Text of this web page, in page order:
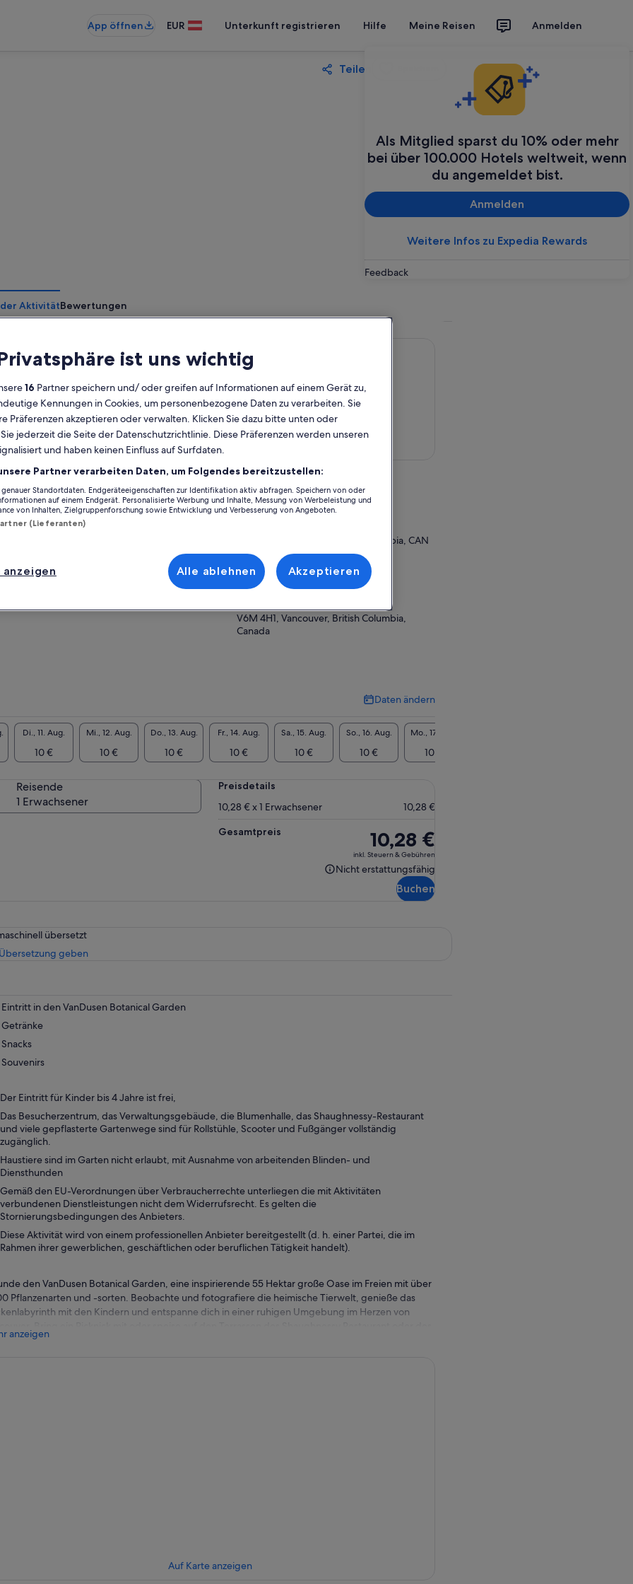
App öffnen EUR Unterkunft registrieren Hilfe Meine Reisen Anmelden
Als Mitglied sparst du 10% oder mehr
bei über 100.000 Hotels weltweit, wenn
du angemeldet bist.
Anmelden
Weitere Infos zu Expedia Rewards
Feedback
Teilen
AktivitätBewertungen
Stornierung
möglich
Voucher
Sofortige
Bestätigung
Finde deinen Weg durch das
elisabethanische Heckenlabyrinth
Erkunde 55 Hektar Gartenpfade im Freien
Bring ein Picknick mit oder speise auf den
Ort der Aktivität
VanDusen Botanical Garden
V6M 4H1, Vancouver, British Columbia, CAN
Treffpunkt/Ort der Einlösung
VanDusen Botanical Garden
V6M 4H1, Vancouver, British Columbia,
Canada
Daten ändern
Daten
Di., 11. Aug.
10 €
Mi., 12. Aug.
10 €
Do., 13. Aug.
10 €
Fr., 14. Aug.
10 €
Sa., 15. Aug.
10 €
So., 16. Aug.
10 €
Mo., 17. Aug.
10 €
Reisende
1 Erwachsener
Preisdetails
10,28 € x 1 Erwachsener
10,28 €
Gesamtpreis
Der
Preis
beträgt
10,28 €
10,28 €
inkl. Steuern & Gebühren
Nicht erstattungsfähig
Nicht
erstattungsfähigBuchen
übersetzt
gebenWird
Tab
Eintritt in den VanDusen Botanical Garden
Getränke
Snacks
Souvenirs
Der Eintritt für Kinder bis 4 Jahre ist frei,
Das Besucherzentrum, das Verwaltungsgebäude, die Blumenhalle, das Shaughnessy-Restaurant
und viele gepflasterte Gartenwege sind für Rollstühle, Scooter und Fußgänger vollständig
zugänglich.
Haustiere sind im Garten nicht erlaubt, mit Ausnahme von arbeitenden Blinden- und
Diensthunden
Gemäß den EU-Verordnungen über Verbraucherrechte unterliegen die mit Aktivitäten
verbundenen Dienstleistungen nicht dem Widerrufsrecht. Es gelten die
Stornierungsbedingungen des Anbieters.
Diese Aktivität wird von einem professionellen Anbieter bereitgestellt (d. h. einer Partei, die im
Rahmen ihrer gewerblichen, geschäftlichen oder beruflichen Tätigkeit handelt).
den VanDusen Botanical Garden, eine inspirierende 55 Hektar große Oase im Freien mit über
Pflanzenarten und -sorten. Beobachte und fotografiere die heimische Tierwelt, genieße das
mit den Kindern und entspanne dich in einer ruhigen Umgebung im Herzen von
Café. Vergiss nicht, das preisgekrönte Besucherzentrum zu besuchen und im Geschenkeladen
anzeigen
Auf Karte anzeigen
ist uns wichtig
16 Partner speichern und/ oder greifen auf Informationen auf einem Gerät zu,
Kennungen in Cookies, um personenbezogene Daten zu verarbeiten. Sie
Präferenzen akzeptieren oder verwalten. Klicken Sie dazu bitte unten oder
jederzeit die Seite der Datenschutzrichtlinie. Diese Präferenzen werden unseren
und haben keinen Einfluss auf Surfdaten.
Partner verarbeiten Daten, um Folgendes bereitzustellen:
Standortdaten. Endgeräteeigenschaften zur Identifikation aktiv abfragen. Speichern von oder
auf einem Endgerät. Personalisierte Werbung und Inhalte, Messung von Werbeleistung und
von Inhalten, Zielgruppenforschung sowie Entwicklung und Verbesserung von Angeboten.
(Lieferanten)
Alle ablehnen Akzeptieren